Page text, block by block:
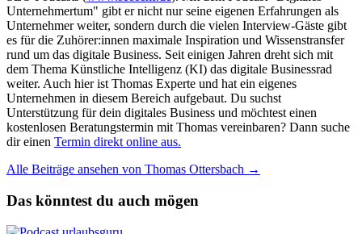
Unternehmertum" gibt er nicht nur seine eigenen Erfahrungen als
Unternehmer weiter, sondern durch die vielen Interview-Gäste gibt
es für die Zuhörer:innen maximale Inspiration und Wissenstransfer
rund um das digitale Business. Seit einigen Jahren dreht sich mit
dem Thema Künstliche Intelligenz (KI) das digitale Businessrad
weiter. Auch hier ist Thomas Experte und hat ein eigenes
Unternehmen in diesem Bereich aufgebaut. Du suchst
Unterstützung für dein digitales Business und möchtest einen
kostenlosen Beratungstermin mit Thomas vereinbaren? Dann suche
dir einen Termin direkt online aus.
Alle Beiträge ansehen von Thomas Ottersbach →
Das könntest du auch mögen